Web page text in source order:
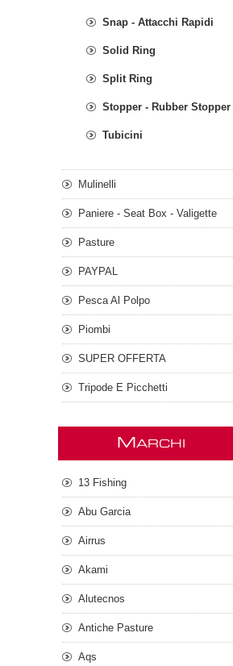
Snap - Attacchi Rapidi
Solid Ring
Split Ring
Stopper - Rubber Stopper
Tubicini
Mulinelli
Paniere - Seat Box - Valigette
Pasture
PAYPAL
Pesca Al Polpo
Piombi
SUPER OFFERTA
Tripode E Picchetti
M ARCHI
13 Fishing
Abu Garcia
Airrus
Akami
Alutecnos
Antiche Pasture
Aqs